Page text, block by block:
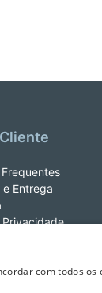
Entrega
com todos os